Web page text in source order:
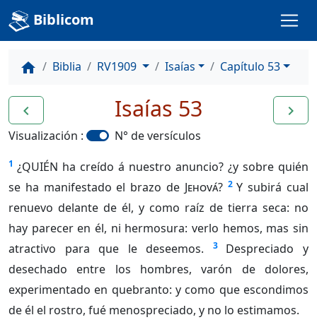
Biblicom
home Biblia RV1909 Isaías Capítulo 53
navigate_before navigate_next
Isaías 53
Visualización : N° de versículos
1 ¿QUIÉN ha creído á nuestro anuncio? ¿y sobre quién
se ha manifestado el brazo de Jehová? 2 Y subirá cual
renuevo delante de él, y como raíz de tierra seca: no
hay parecer en él, ni hermosura: verlo hemos, mas sin
atractivo para que le deseemos.
3
Despreciado y
desechado entre los hombres, varón de dolores,
experimentado en quebranto: y como que escondimos
de él el rostro, fué menospreciado, y no lo estimamos.